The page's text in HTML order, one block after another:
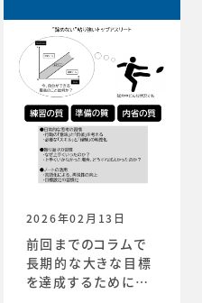
ズ公式HP） http
s://blackrams-to
kyo.com/news/in
formation/2025-2
026/20260525a.h
tml
中、諦めずに粘り
強い選手は何を
考えているの
か？…
2026年02月13日
前回までのコラムで
長期的な大きな目標
を達成するためにCS